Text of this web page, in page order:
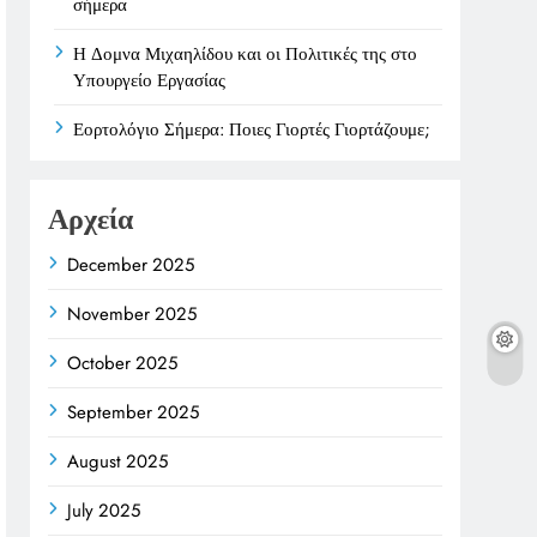
Η Δομνα Μιχαηλίδου και οι Πολιτικές της στο
Υπουργείο Εργασίας
Εορτολόγιο Σήμερα: Ποιες Γιορτές Γιορτάζουμε;
Αρχεία
December 2025
November 2025
October 2025
September 2025
August 2025
July 2025